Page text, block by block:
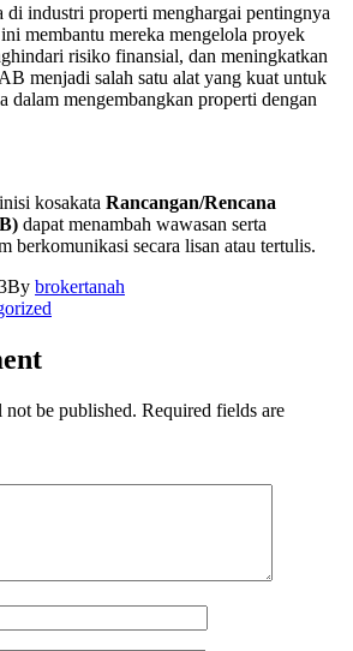
di industri properti menghargai pentingnya
membantu mereka mengelola proyek
risiko finansial, dan meningkatkan
menjadi salah satu alat yang kuat untuk
dalam mengembangkan properti dengan
kosakata Rancangan/Rencana
dapat menambah wawasan serta
berkomunikasi secara lisan atau tertulis.
By brokertanah
be published. Required fields are